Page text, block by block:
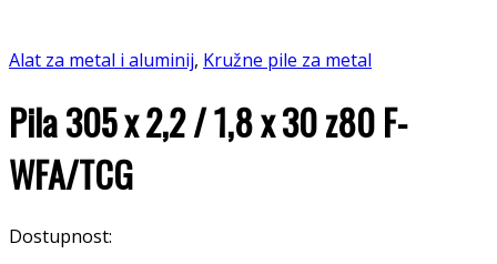
Alat za metal i aluminij, Kružne pile za metal
Pila 305 x 2,2 / 1,8 x 30 z80 F-
WFA/TCG
Dostupnost: